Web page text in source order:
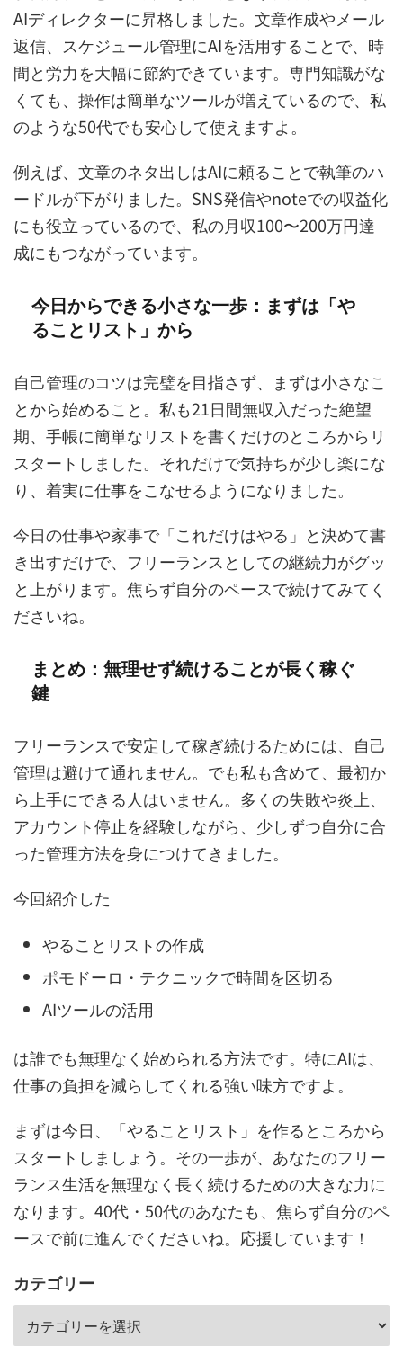
AIディレクターに昇格しました。文章作成やメール
返信、スケジュール管理にAIを活用することで、時
間と労力を大幅に節約できています。専門知識がな
くても、操作は簡単なツールが増えているので、私
のような50代でも安心して使えますよ。
例えば、文章のネタ出しはAIに頼ることで執筆のハ
ードルが下がりました。SNS発信やnoteでの収益化
にも役立っているので、私の月収100〜200万円達
成にもつながっています。
今日からできる小さな一歩：まずは「や
ることリスト」から
自己管理のコツは完璧を目指さず、まずは小さなこ
とから始めること。私も21日間無収入だった絶望
期、手帳に簡単なリストを書くだけのところからリ
スタートしました。それだけで気持ちが少し楽にな
り、着実に仕事をこなせるようになりました。
今日の仕事や家事で「これだけはやる」と決めて書
き出すだけで、フリーランスとしての継続力がグッ
と上がります。焦らず自分のペースで続けてみてく
ださいね。
まとめ：無理せず続けることが長く稼ぐ
鍵
フリーランスで安定して稼ぎ続けるためには、自己
管理は避けて通れません。でも私も含めて、最初か
ら上手にできる人はいません。多くの失敗や炎上、
アカウント停止を経験しながら、少しずつ自分に合
った管理方法を身につけてきました。
今回紹介した
やることリストの作成
ポモドーロ・テクニックで時間を区切る
AIツールの活用
は誰でも無理なく始められる方法です。特にAIは、
仕事の負担を減らしてくれる強い味方ですよ。
まずは今日、「やることリスト」を作るところから
スタートしましょう。その一歩が、あなたのフリー
ランス生活を無理なく長く続けるための大きな力に
なります。40代・50代のあなたも、焦らず自分のペ
ースで前に進んでくださいね。応援しています！
カテゴリー